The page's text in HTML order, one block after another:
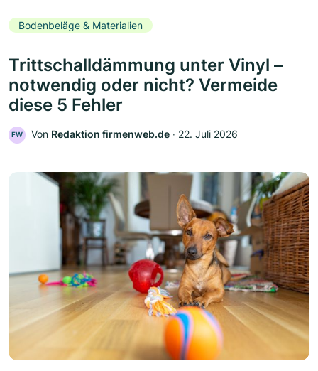
Bodenbeläge & Materialien
Trittschalldämmung unter Vinyl –
notwendig oder nicht? Vermeide
diese 5 Fehler
FW Von Redaktion firmenweb.de ‧ 22. Juli 2026